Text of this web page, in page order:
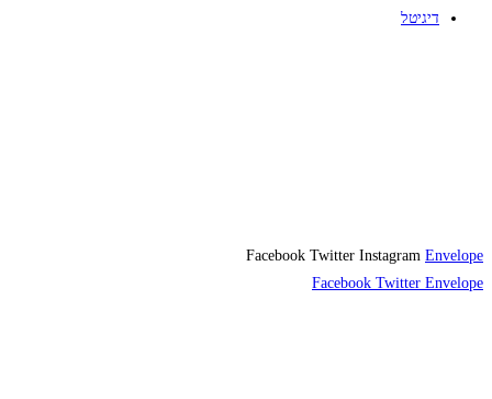
דיגיטל
Facebook Twitter Instagram Envelope
Facebook Twitter Envelope